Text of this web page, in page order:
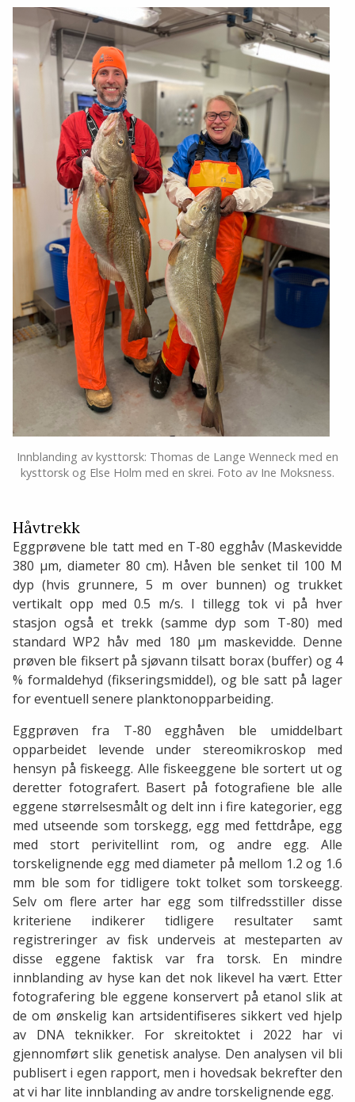
Innblanding av kysttorsk: Thomas de Lange Wenneck med en
kysttorsk og Else Holm med en skrei. Foto av Ine Moksness.
Håvtrekk
Eggprøvene ble tatt med en T-80 egghåv (Maskevidde
380 μm, diameter 80 cm). Håven ble senket til 100 M
dyp (hvis grunnere, 5 m over bunnen) og trukket
vertikalt opp med 0.5 m/s. I tillegg tok vi på hver
stasjon også et trekk (samme dyp som T-80) med
standard WP2 håv med 180 µm maskevidde. Denne
prøven ble fiksert på sjøvann tilsatt borax (buffer) og 4
% formaldehyd (fikseringsmiddel), og ble satt på lager
for eventuell senere planktonopparbeiding.
Eggprøven fra T-80 egghåven ble umiddelbart
opparbeidet levende under stereomikroskop med
hensyn på fiskeegg. Alle fiskeeggene ble sortert ut og
deretter fotografert. Basert på fotografiene ble alle
eggene størrelsesmålt og delt inn i fire kategorier, egg
med utseende som torskegg, egg med fettdråpe, egg
med stort perivitellint rom, og andre egg. Alle
torskelignende egg med diameter på mellom 1.2 og 1.6
mm ble som for tidligere tokt tolket som torskeegg.
Selv om flere arter har egg som tilfredsstiller disse
kriteriene indikerer tidligere resultater samt
registreringer av fisk underveis at mesteparten av
disse eggene faktisk var fra torsk. En mindre
innblanding av hyse kan det nok likevel ha vært. Etter
fotografering ble eggene konservert på etanol slik at
de om ønskelig kan artsidentifiseres sikkert ved hjelp
av DNA teknikker. For skreitoktet i 2022 har vi
gjennomført slik genetisk analyse. Den analysen vil bli
publisert i egen rapport, men i hovedsak bekrefter den
at vi har lite innblanding av andre torskelignende egg.